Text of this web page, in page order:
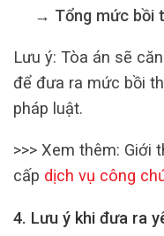
→ Tổng mức bồi
Lưu ý: Tòa án sẽ
để đưa ra mức bồi
pháp luật.
>>> Xem thêm: Giới
cấp dịch vụ công
4. Lưu ý khi đưa ra